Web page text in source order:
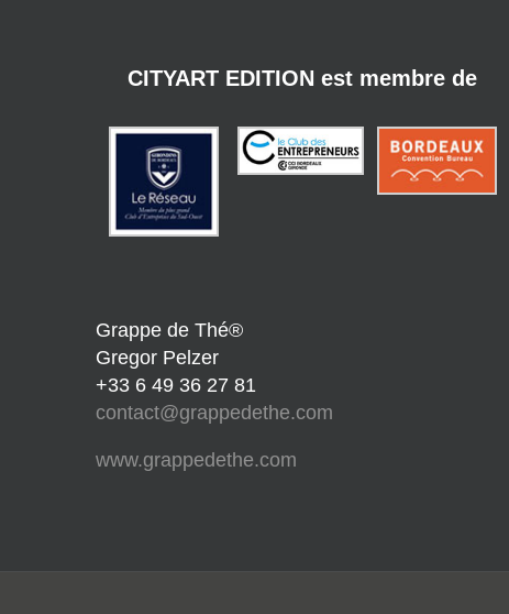
CITYART EDITION est membre de
Grappe de Thé®
Gregor Pelzer
+33 6 49 36 27 81
contact@grappedethe.com
www.grappedethe.com